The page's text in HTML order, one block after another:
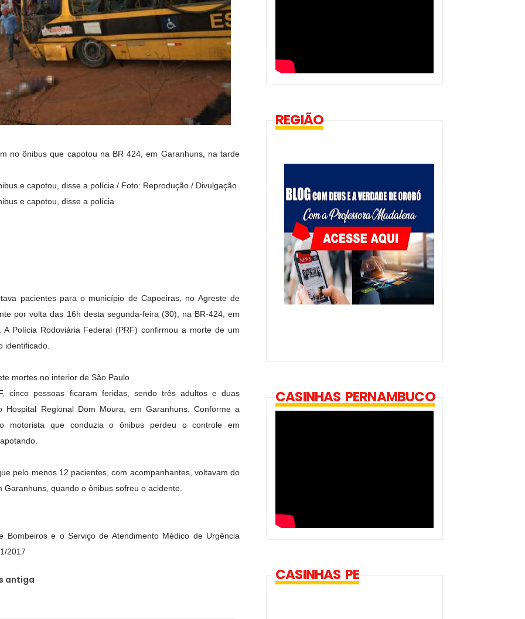
no ônibus que capotou na BR 424, em Garanhuns, na tarde
e capotou, disse a polícia / Foto: Reprodução / Divulgação
e capotou, disse a polícia
pacientes para o município de Capoeiras, no Agreste de
por volta das 16h desta segunda-feira (30), na BR-424, em
A Polícia Rodoviária Federal (PRF) confirmou a morte de um
identificado.
mortes no interior de São Paulo
cinco pessoas ficaram feridas, sendo três adultos e duas
Hospital Regional Dom Moura, em Garanhuns. Conforme a
motorista que conduzia o ônibus perdeu o controle em
pelo menos 12 pacientes, com acompanhantes, voltavam do
quando o ônibus sofreu o acidente.
Bombeiros e o Serviço de Atendimento Médico de Urgência
2017
antiga
REGIÃO
CASINHAS PERNAMBUCO
CASINHAS PE